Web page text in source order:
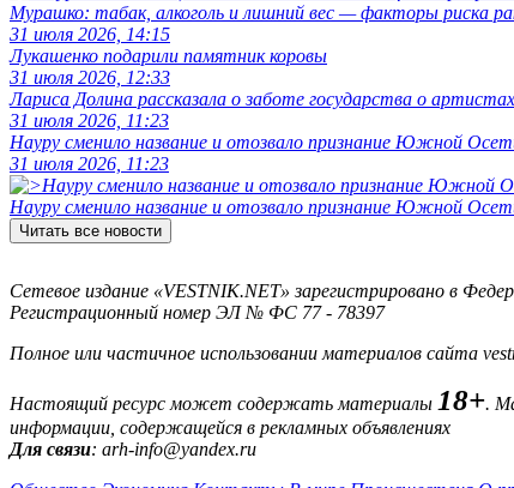
Мурашко: табак, алкоголь и лишний вес — факторы риска
31 июля 2026, 14:15
Лукашенко подарили памятник коровы
31 июля 2026, 12:33
Лариса Долина рассказала о заботе государства о артистах
31 июля 2026, 11:23
Науру сменило название и отозвало признание Южной
31 июля 2026, 11:23
Науру сменило название и отозвало признание Южной
Читать все новости
Сетевое издание «VESTNIK.NET» зарегистрировано в
Регистрационный номер ЭЛ № ФС 77 - 78397
Полное или частичное использовании материалов сайта
Настоящий ресурс может содержать материалы 18+.
информации, содержащейся в рекламных объявлениях
Для связи: arh-info@yandex.ru